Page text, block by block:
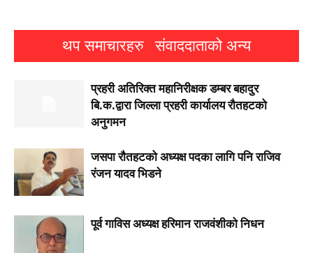
थप समाचारहरु संवाददाताको अन्य
प्रहरी अतिरिक्त महानिरीक्षक डम्बर बहादुर
बि.क.द्वारा जिल्ला प्रहरी कार्यालय रौतहटको
अनुगमन
जसपा राैतहटको अध्यक्ष पदका लागि पनि राजिव
रंजन यादव भिडने
पूर्व गाविस अध्यक्ष हरिमान राजवंशीको निधन